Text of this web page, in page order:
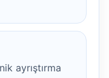
ayrıştırma